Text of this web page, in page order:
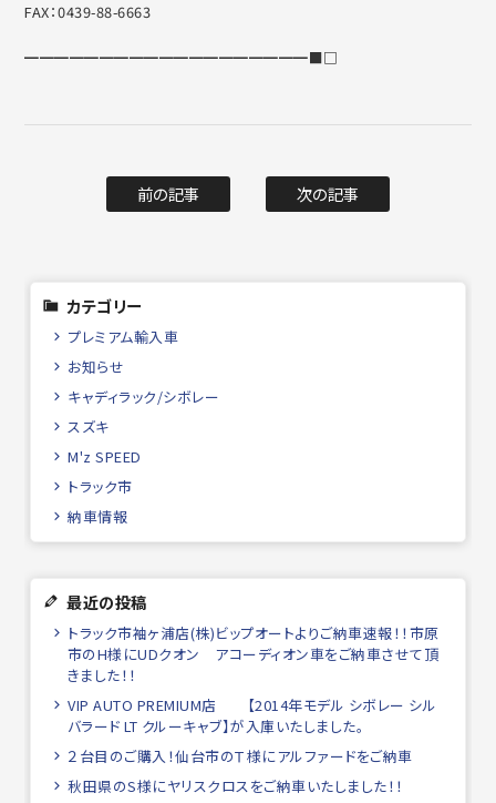
FAX：0439-88-6663
━━━━━━━━━━━━━━━━━━━■□
前の記事 次の記事
カテゴリー
プレミアム輸入車
お知らせ
キャディラック/シボレー
スズキ
M'z SPEED
トラック市
納車情報
最近の投稿
トラック市袖ヶ浦店(株)ビップオートよりご納車速報！！市原
市のH様にUDクオン アコーディオン車をご納車させて頂
きました！！
VIP AUTO PREMIUM店 【2014年モデル シボレー シル
バラード LT クルーキャブ】が入庫いたしました。
２台目のご購入！仙台市のＴ様にアルファードをご納車
秋田県のS様にヤリスクロスをご納車いたしました！！